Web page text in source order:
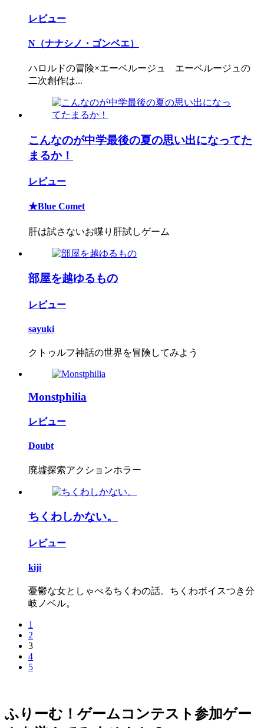
レビュー
N（ナナシノ・ゴンベエ）
ハロルドの冒険×エーベルージュ エーベルージュの
二次創作は...
こんなのが中学最後の夏の思い出になってた
まるか！
レビュー
★Blue Comet
肝は試さないお喋り肝試しゲーム
部屋を越ゆるもの
レビュー
sayuki
クトゥルフ神話の世界を冒険してみよう
Monstphilia
レビュー
Doubt
廃墟探索アクションホラー
ちくわしかない。
レビュー
kiji
憂鬱な女としゃべるちくわの話。ちくわボイスつき分
岐ノベル。
1
2
3
4
5
ふりーむ！ゲームコンテスト参加ゲー